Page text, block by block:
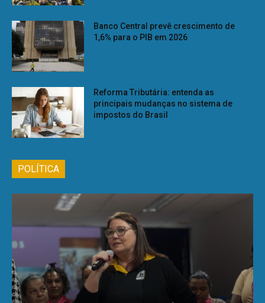
Banco Central prevê crescimento de
1,6% para o PIB em 2026
Reforma Tributária: entenda as
principais mudanças no sistema de
impostos do Brasil
POLÍTICA